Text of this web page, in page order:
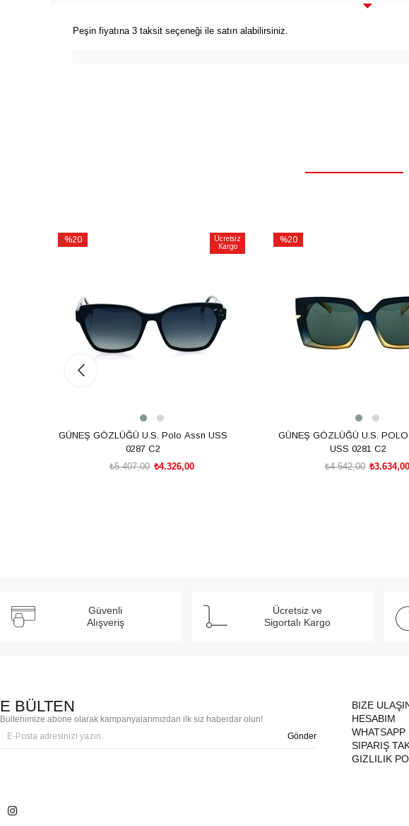
Peşin fiyatına 3 taksit seçeneği ile satın alabilirsiniz.
%20
Ücretsiz
Kargo
GÜNEŞ GÖZLÜĞÜ U.S. Polo Assn USS
0287 C2
₺4.326,00
₺5.407,00
%20
GÜNEŞ GÖZLÜĞÜ U.S.
USS 0281 C2
₺3.634,00
₺4.542,00
Güvenli
Alışveriş
Ücretsiz ve
Sigortalı Kargo
E BÜLTEN
Bültenimize abone olarak kampanyalarımızdan ilk siz haberdar olun!
Gönder
BIZE
HESABIM
WHATSAPP
SIPARIŞ
GIZLILIK